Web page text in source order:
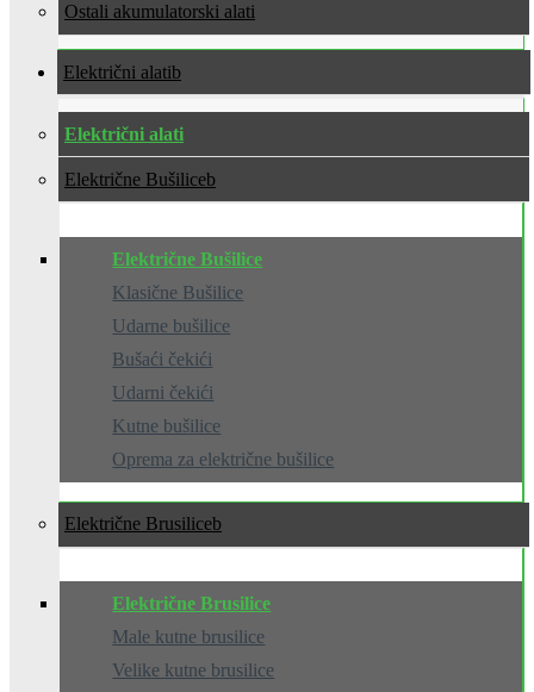
Ostali akumulatorski alati
Električni alati
Električni alati
Električne Bušilice
Električne Bušilice
Klasične Bušilice
Udarne bušilice
Bušaći čekići
Udarni čekići
Kutne bušilice
Oprema za električne bušilice
Električne Brusilice
Električne Brusilice
Male kutne brusilice
Velike kutne brusilice